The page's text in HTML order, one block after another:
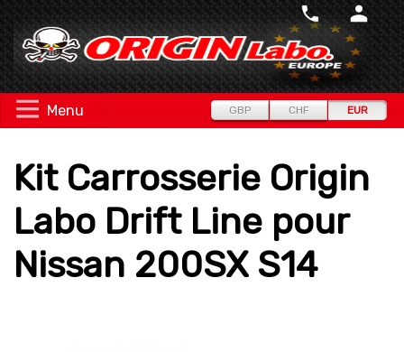
Menu GBP CHF EUR
Kit Carrosserie Origin
Labo Drift Line pour
Nissan 200SX S14